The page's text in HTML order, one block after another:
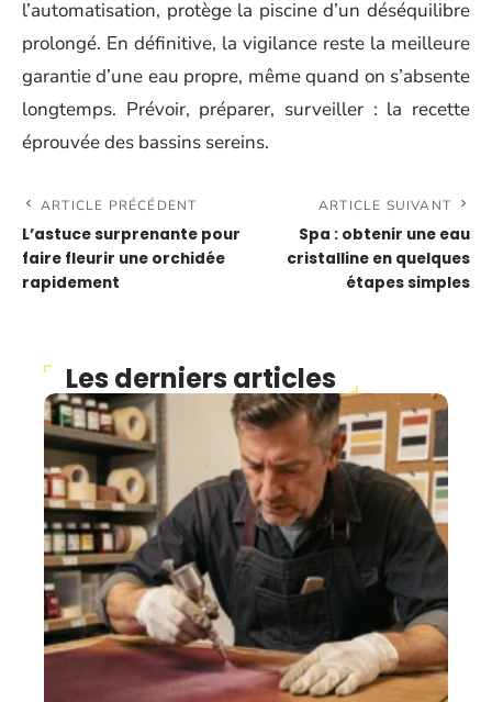
l’automatisation, protège la piscine d’un déséquilibre
prolongé. En définitive, la vigilance reste la meilleure
garantie d’une eau propre, même quand on s’absente
longtemps. Prévoir, préparer, surveiller : la recette
éprouvée des bassins sereins.
ARTICLE PRÉCÉDENT
L’astuce surprenante pour
faire fleurir une orchidée
rapidement
ARTICLE SUIVANT
Spa : obtenir une eau
cristalline en quelques
étapes simples
Les derniers articles